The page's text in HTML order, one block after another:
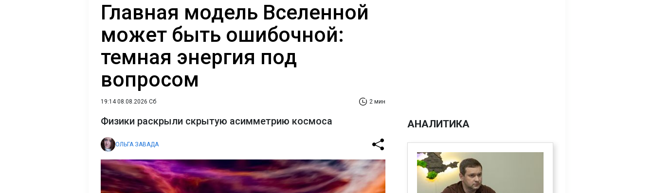
Главная модель Вселенной
может быть ошибочной:
темная энергия под
вопросом
19:14 08.08.2026 Сб 2 мин
Физики раскрыли скрытую асимметрию космоса
ОЛЬГА ЗАВАДА
АНАЛИТИКА